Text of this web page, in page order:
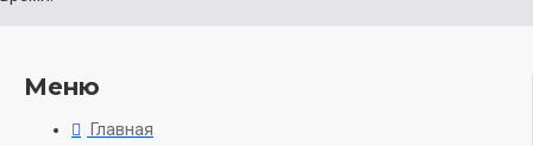
Меню
Главная